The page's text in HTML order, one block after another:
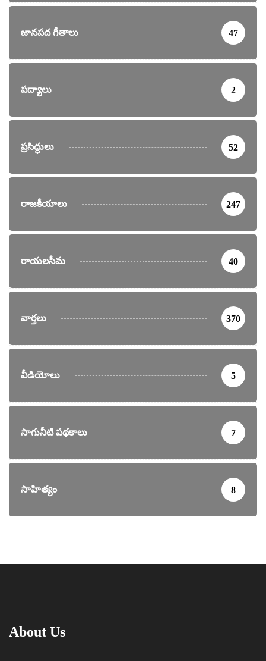
జానపద గీతాలు 47
పద్యాలు 2
ప్రసిద్ధులు 52
రాజకీయాలు 247
రాయలసీమ 40
వార్తలు 370
వీడియోలు 5
సాగునీటి పథకాలు 7
సాహిత్యం 8
About Us